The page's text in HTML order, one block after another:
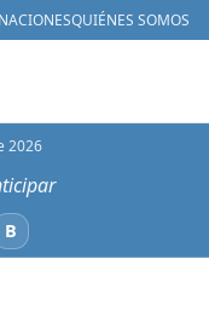
QUIÉNES SOMOS
2026
BBluesky